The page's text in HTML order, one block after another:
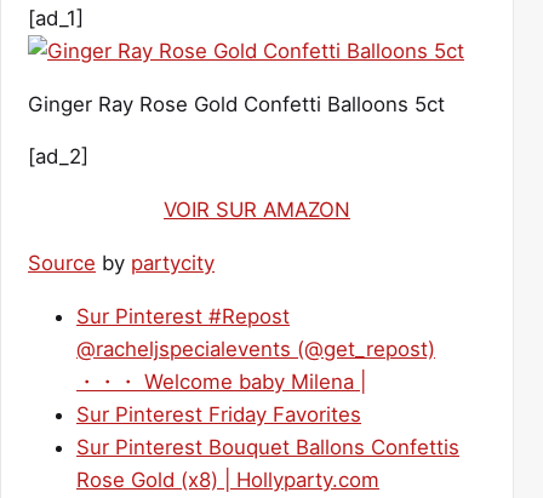
[ad_1]
Ginger Ray Rose Gold Confetti Balloons 5ct
[ad_2]
VOIR SUR AMAZON
Source by partycity
Sur Pinterest #Repost
@racheljspecialevents (@get_repost)
・・・ Welcome baby Milena |
Sur Pinterest Friday Favorites
Sur Pinterest Bouquet Ballons Confettis
Rose Gold (x8) | Hollyparty.com